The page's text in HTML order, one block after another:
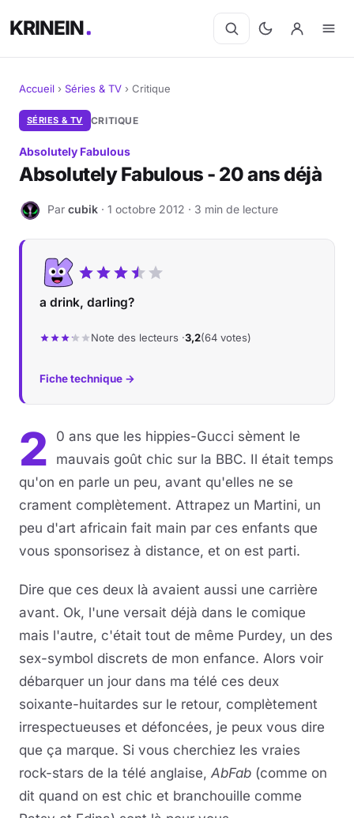
KRINEIN
Cinéma
Séries
Livres
Jeux vidéo
Musique
Sciences & Tech
Forum
Accueil › Séries & TV › Critique
SÉRIES & TV CRITIQUE
Absolutely Fabulous
Absolutely Fabulous - 20 ans déjà
C Par cubik · 1 octobre 2012 · 3 min de lecture
a drink, darling?
Note des lecteurs ·3,2(64 votes)
Fiche technique →
2
0 ans que les hippies-Gucci sèment le
mauvais goût chic sur la BBC. Il était temps
qu'on en parle un peu, avant qu'elles ne se
crament complètement. Attrapez un Martini, un
peu d'art africain fait main par ces enfants que
vous sponsorisez à distance, et on est parti.
Dire que ces deux là avaient aussi une carrière
avant. Ok, l'une versait déjà dans le comique
mais l'autre, c'était tout de même Purdey, un des
sex-symbol discrets de mon enfance. Alors voir
débarquer un jour dans ma télé ces deux
soixante-huitardes sur le retour, complètement
irrespectueuses et défoncées, je peux vous dire
que ça marque. Si vous cherchiez les vraies
rock-stars de la télé anglaise, AbFab (comme on
dit quand on est chic et branchouille comme